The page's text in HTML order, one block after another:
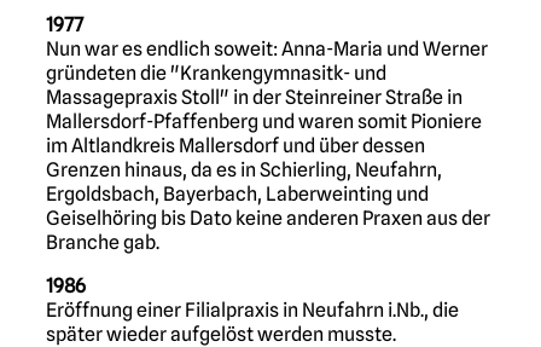
1977
Nun war es endlich soweit: Anna-Maria und Werner
gründeten die "Krankengymnasitk- und
Massagepraxis Stoll" in der Steinreiner Straße in
Mallersdorf-Pfaffenberg und waren somit Pioniere
im Altlandkreis Mallersdorf und über dessen
Grenzen hinaus, da es in Schierling, Neufahrn,
Ergoldsbach, Bayerbach, Laberweinting und
Geiselhöring bis Dato keine anderen Praxen aus der
Branche gab.
1986
Eröffnung einer Filialpraxis in Neufahrn i.Nb., die
später wieder aufgelöst werden musste.